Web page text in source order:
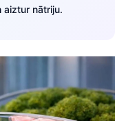
aiztur nātriju.